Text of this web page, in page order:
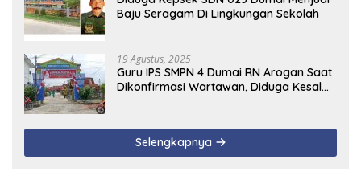
Baju Seragam Di Lingkungan Sekolah
19 Agustus, 2025
Guru IPS SMPN 4 Dumai RN Arogan Saat
Dikonfirmasi Wartawan, Diduga Kesal
Selengkapnya